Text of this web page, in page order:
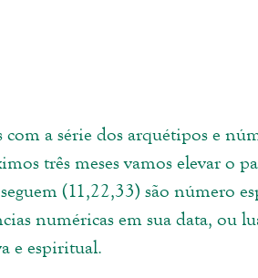
a série dos arquétipos e
três meses vamos elevar o
(11,22,33) são número
numéricas em sua data, ou
e espiritual.